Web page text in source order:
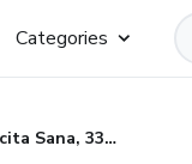
Categories
Una Crescita Sana, 33 Consigli Pratici per Genitori di Successo